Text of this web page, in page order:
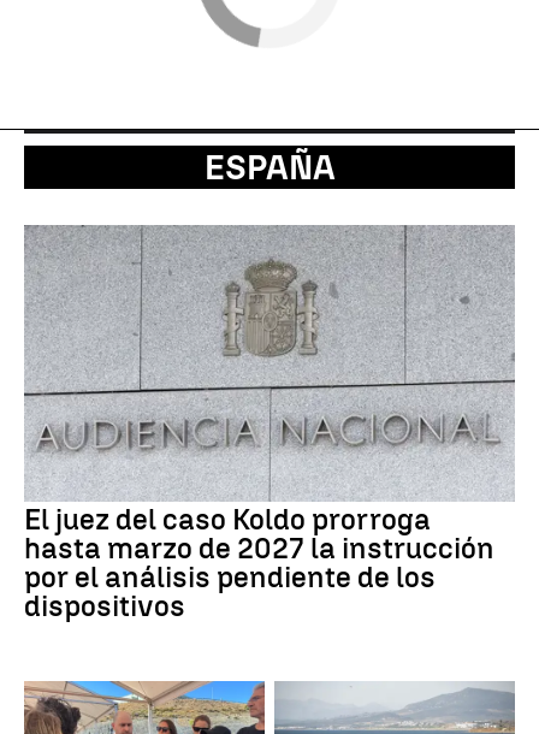
ESPAÑA
El juez del caso Koldo prorroga
hasta marzo de 2027 la instrucción
por el análisis pendiente de los
dispositivos